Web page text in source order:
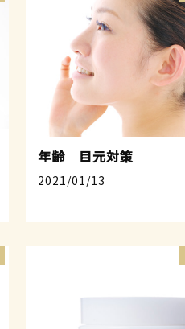
年齢 目元対策
2021/01/13